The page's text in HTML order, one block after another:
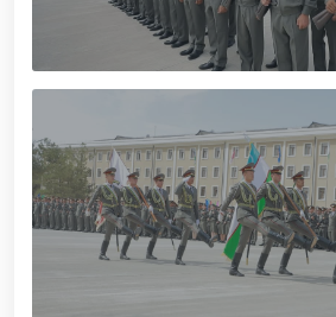
Toshkentda qidiruvda bo‘lgan
“Jasorat” filmi premyerasi
Kuchlarimiz tashkil etilganining
– Vatan himoyachilari kuni
gvardiyada bayramona tadbir
gvardiya qo'mondonining
Qurolli Kuchlari tashkil
himoyachilari kuni munosabati
/ Oʻzbekiston Respublikasi
etilganining 34 yilligi hamda
himoyachilari kuni munosabati
xizmat burchini bajarish
halok boʻlgan safdoshlari